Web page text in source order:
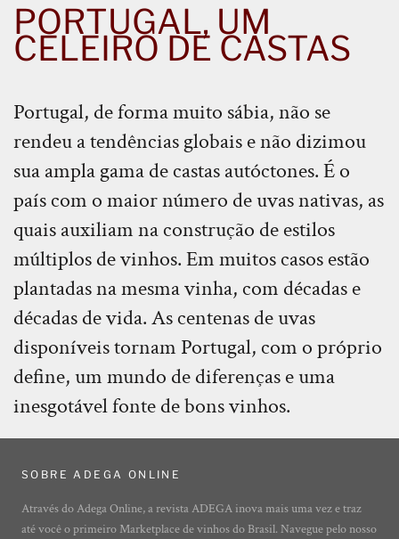
PORTUGAL, UM
CELEIRO DE CASTAS
Portugal, de forma muito sábia, não se
rendeu a tendências globais e não dizimou
sua ampla gama de castas autóctones. É o
país com o maior número de uvas nativas, as
quais auxiliam na construção de estilos
múltiplos de vinhos. Em muitos casos estão
plantadas na mesma vinha, com décadas e
décadas de vida. As centenas de uvas
disponíveis tornam Portugal, com o próprio
define, um mundo de diferenças e uma
inesgotável fonte de bons vinhos.
SOBRE ADEGA ONLINE
Através do Adega Online, a revista ADEGA inova mais uma vez e traz
até você o primeiro Marketplace de vinhos do Brasil. Navegue pelo nosso